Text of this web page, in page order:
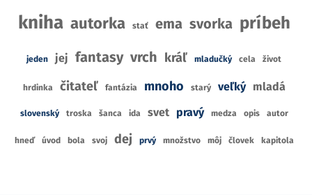
kniha autorka stať ema svorka príbeh
jeden jej fantasy vrch kráľ mladučký cela život
hrdinka čitateľ fantázia mnoho starý veľký mladá
slovenský troska šanca ida svet pravý medza opis autor
hneď úvod bola svoj dej prvý množstvo môj človek kapitola